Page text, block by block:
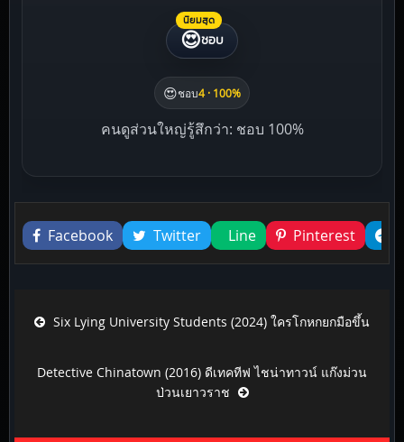
นิยมสุด
😍ชอบ
😍ชอบ4 · 100%
คนดูส่วนใหญ่รู้สึกว่า: ชอบ 100%
Liked this
Facebook
Twitter Line Pinterest
Post navigation
Six Lying University Students (2024) ใครโกหกยกมือขึ้น
Detective Chinatown (2016) ดีเทคทีฟ ไชน่าทาวน์ แก๊งม่วน
ป่วนเยาวราช